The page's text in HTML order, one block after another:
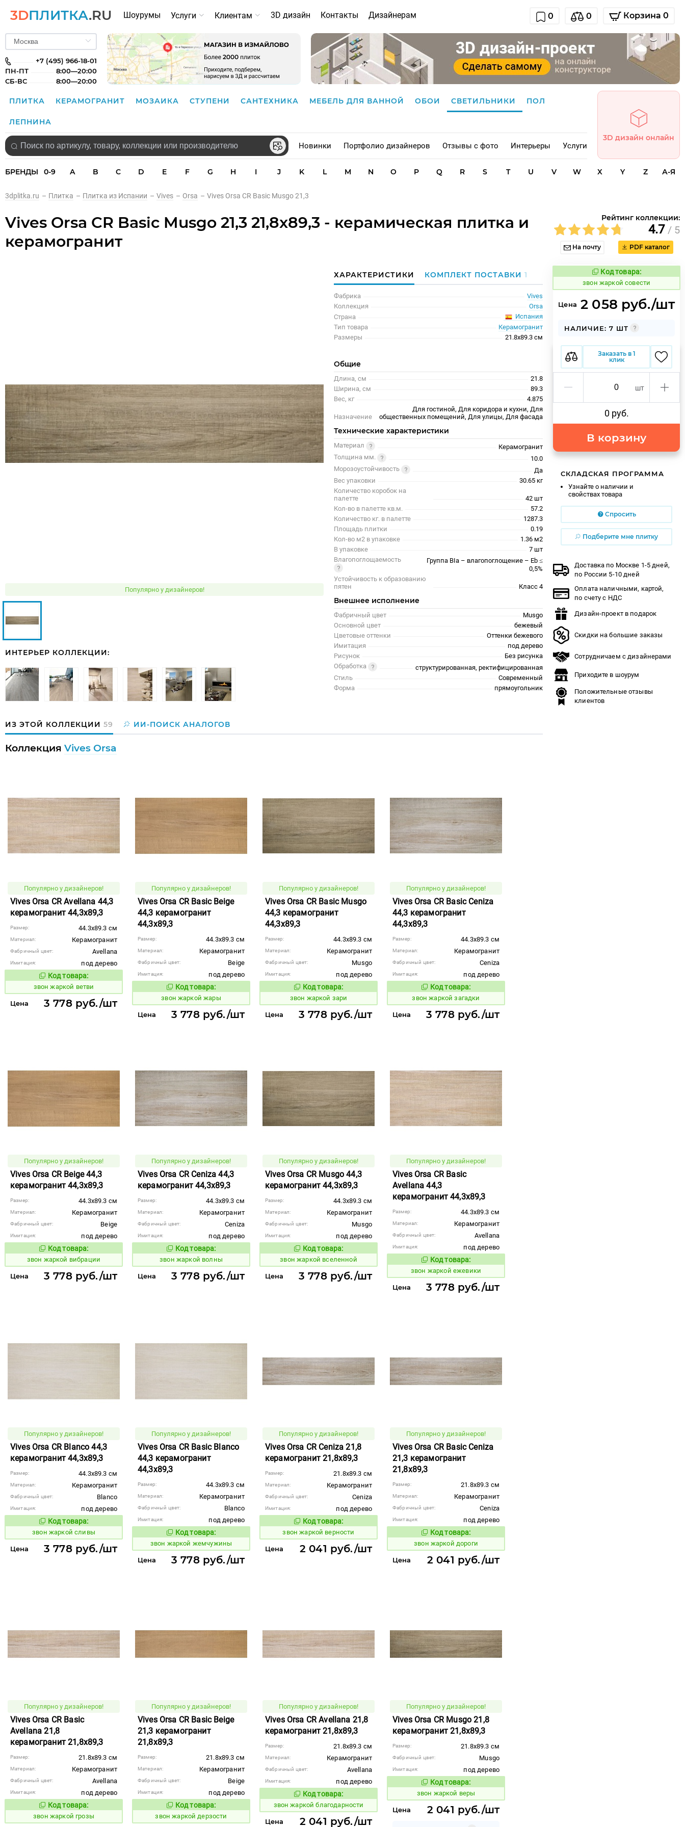
3DПЛИТКА.RU Шоурумы Услуги Клиентам 3D дизайн Контакты Дизайнерам 0 0 Корзина 0
+7 (495) 966-18-01
ПН-ПТ
8:00—20:00
СБ-ВС
8:00—20:00
ПЛИТКА КЕРАМОГРАНИТ МОЗАИКА СТУПЕНИ САНТЕХНИКА МЕБЕЛЬ ДЛЯ ВАННОЙ ОБОИ СВЕТИЛЬНИКИ ПОЛ
ЛЕПНИНА
Новинки Портфолио дизайнеров Отзывы с фото Интерьеры Услуги
3D дизайн онлайн
БРЕНДЫ 0-9 A B C D E F G H I J K L M N O P Q R S T U V W X Y Z А-Я
3dplitka.ru – Плитка – Плитка из Испании – Vives – Orsa – Vives Orsa CR Basic Musgo 21,3
Vives Orsa CR Basic Musgo 21,3 21,8x89,3 - керамическая плитка и
керамогранит
Рейтинг коллекции:
4.7 / 5
На почту PDF каталог
Популярно у дизайнеров!
ИНТЕРЬЕР КОЛЛЕКЦИИ:
ХАРАКТЕРИСТИКИ КОМПЛЕКТ ПОСТАВКИ1
Фабрика
Vives
Коллекция
Orsa
Страна
Испания
Тип товара
Керамогранит
Размеры
21.8x89.3 см
Общие
Длина, см
21.8
Ширина, см
89.3
Вес, кг
4.875
Назначение
Для гостиной, Для коридора и кухни, Для
общественных помещений, Для улицы, Для фасада
Технические характеристики
Материал
Керамогранит
Толщина мм.
10.0
Морозоустойчивость
Да
Вес упаковки
30.65 кг
Количество коробок на
палетте
42 шт
Кол-во в палетте кв.м.
57.2
Количество кг. в палетте
1287.3
Площадь плитки
0.19
Кол-во м2 в упаковке
1.36 м2
В упаковке
7 шт
Влагопоглощаемость
Группа BIa – влагопоглощение – Eb ≤
0,5%
Устойчивость к образованию
пятен
Класс 4
Внешнее исполнение
Фабричный цвет
Musgo
Основной цвет
бежевый
Цветовые оттенки
Оттенки бежевого
Имитация
под дерево
Рисунок
Без рисунка
Обработка
структурированная, ректифицированная
Стиль
Современный
Форма
прямоугольник
ИЗ ЭТОЙ КОЛЛЕКЦИИ 59 ИИ-ПОИСК АНАЛОГОВ
Коллекция Vives Orsa
Популярно у дизайнеров!
Vives Orsa CR Avellana 44,3
керамогранит 44,3x89,3
Размер: 44.3x89.3 см
Материал: Керамогранит
Фабричный цвет: Avellana
Имитация:
под дерево
Код товара:
456634 Код товара:
звон жаркой ветви
Цена 3 778 руб./шт
Популярно у дизайнеров!
Vives Orsa CR Basic Beige
44,3 керамогранит
44,3x89,3
Размер: 44.3x89.3 см
Материал: Керамогранит
Фабричный цвет: Beige
Имитация:
под дерево
Код товара:
456650 Код товара:
звон жаркой жары
Цена 3 778 руб./шт
Популярно у дизайнеров!
Vives Orsa CR Basic Musgo
44,3 керамогранит
44,3x89,3
Размер: 44.3x89.3 см
Материал: Керамогранит
Фабричный цвет: Musgo
Имитация:
под дерево
Код товара:
456653 Код товара:
звон жаркой зари
Цена 3 778 руб./шт
Популярно у дизайнеров!
Vives Orsa CR Basic Ceniza
44,3 керамогранит
44,3x89,3
Размер: 44.3x89.3 см
Материал: Керамогранит
Фабричный цвет: Ceniza
Имитация:
под дерево
Код товара:
456652 Код товара:
звон жаркой загадки
Цена 3 778 руб./шт
Популярно у дизайнеров!
Vives Orsa CR Beige 44,3
керамогранит 44,3x89,3
Размер: 44.3x89.3 см
Материал: Керамогранит
Фабричный цвет: Beige
Имитация:
под дерево
Код товара:
456635 Код товара:
звон жаркой вибрации
Цена 3 778 руб./шт
Популярно у дизайнеров!
Vives Orsa CR Ceniza 44,3
керамогранит 44,3x89,3
Размер: 44.3x89.3 см
Материал: Керамогранит
Фабричный цвет: Ceniza
Имитация:
под дерево
Код товара:
456637 Код товара:
звон жаркой волны
Цена 3 778 руб./шт
Популярно у дизайнеров!
Vives Orsa CR Musgo 44,3
керамогранит 44,3x89,3
Размер: 44.3x89.3 см
Материал: Керамогранит
Фабричный цвет: Musgo
Имитация:
под дерево
Код товара:
456638 Код товара:
звон жаркой вселенной
Цена 3 778 руб./шт
Популярно у дизайнеров!
Vives Orsa CR Basic
Avellana 44,3
керамогранит 44,3x89,3
Размер: 44.3x89.3 см
Материал: Керамогранит
Фабричный цвет: Avellana
Имитация:
под дерево
Код товара:
456649 Код товара:
звон жаркой ежевики
Цена 3 778 руб./шт
Популярно у дизайнеров!
Vives Orsa CR Blanco 44,3
керамогранит 44,3x89,3
Размер: 44.3x89.3 см
Материал: Керамогранит
Фабричный цвет: Blanco
Имитация:
под дерево
Код товара:
456636 Код товара:
звон жаркой сливы
Цена 3 778 руб./шт
Популярно у дизайнеров!
Vives Orsa CR Basic Blanco
44,3 керамогранит
44,3x89,3
Размер: 44.3x89.3 см
Материал: Керамогранит
Фабричный цвет: Blanco
Имитация:
под дерево
Код товара:
456651 Код товара:
звон жаркой жемчужины
Цена 3 778 руб./шт
Популярно у дизайнеров!
Vives Orsa CR Ceniza 21,8
керамогранит 21,8x89,3
Размер: 21.8x89.3 см
Материал: Керамогранит
Фабричный цвет: Ceniza
Имитация:
под дерево
Код товара:
456631 Код товара:
звон жаркой верности
Цена 2 041 руб./шт
Популярно у дизайнеров!
Vives Orsa CR Basic Ceniza
21,3 керамогранит
21,8x89,3
Размер: 21.8x89.3 см
Материал: Керамогранит
Фабричный цвет: Ceniza
Имитация:
под дерево
Код товара:
456647 Код товара:
звон жаркой дороги
Цена 2 041 руб./шт
Популярно у дизайнеров!
Vives Orsa CR Basic
Avellana 21,8
керамогранит 21,8x89,3
Размер: 21.8x89.3 см
Материал: Керамогранит
Фабричный цвет: Avellana
Имитация:
под дерево
Код товара:
456644 Код товара:
звон жаркой грозы
Популярно у дизайнеров!
Vives Orsa CR Basic Beige
21,3 керамогранит
21,8x89,3
Размер: 21.8x89.3 см
Материал: Керамогранит
Фабричный цвет: Beige
Имитация:
под дерево
Код товара:
456645 Код товара:
звон жаркой дерзости
Популярно у дизайнеров!
Vives Orsa CR Avellana 21,8
керамогранит 21,8x89,3
Размер: 21.8x89.3 см
Материал: Керамогранит
Фабричный цвет: Avellana
Имитация:
под дерево
Код товара:
456628 Код товара:
звон жаркой благодарности
Цена 2 041 руб./шт
Популярно у дизайнеров!
Vives Orsa CR Musgo 21,8
керамогранит 21,8x89,3
Размер: 21.8x89.3 см
Фабричный цвет: Musgo
Имитация:
под дерево
Код товара:
456633 Код товара:
звон жаркой веры
Цена 2 041 руб./шт
Код товара:
456648 Код товара:
звон жаркой совести
Цена 2 058 руб./шт
НАЛИЧИЕ: 7 ШТ
Заказать в 1
клик
шт
0 руб.
В корзину
СКЛАДСКАЯ ПРОГРАММА
Узнайте о наличии и
свойствах товара
Спросить
Подберите мне плитку
Доставка по Москве 1-5 дней,
по России 5-10 дней
Оплата наличными, картой,
по счету с НДС
Дизайн-проект в подарок
Скидки на большие заказы
Сотрудничаем с дизайнерами
Приходите в шоурум
Положительные отзывы
клиентов